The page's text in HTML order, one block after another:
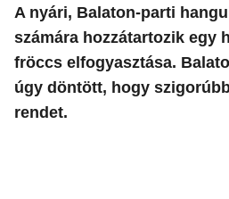
A nyári, Balaton-parti
számára hozzátartozik egy
fröccs elfogyasztása.
úgy döntött, hogy
rendet.​